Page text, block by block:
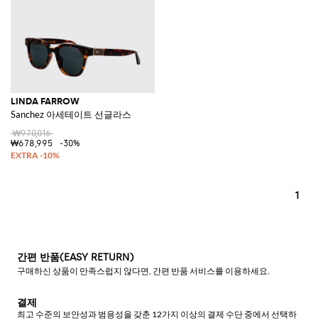
LINDA FARROW
Sanchez 아세테이트 선글라스
₩970,016
₩678,995
-30%
1
간편 반품(EASY RETURN)
구매하신 상품이 만족스럽지 않다면, 간편 반품 서비스를 이용하세요.
결제
최고 수준의 보안성과 범용성을 갖춘 12가지 이상의 결제 수단 중에서 선택하